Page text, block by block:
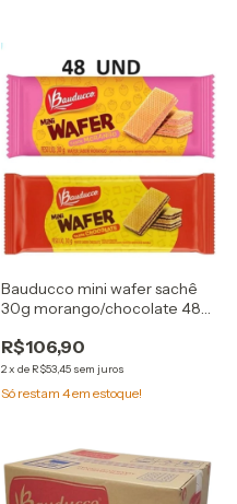
Bauducco mini wafer sachê
30g morango/chocolate 48
R$106,90
2x de R$53,45 sem juros
Só restam 4em estoque!